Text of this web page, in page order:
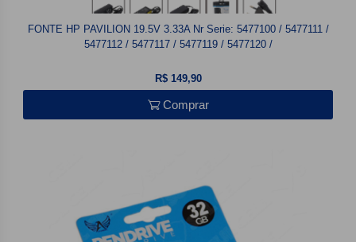
FONTE HP PAVILION 19.5V 3.33A Nr Serie: 5477100 / 5477111 /
5477112 / 5477117 / 5477119 / 5477120 /
R$ 149,90
Comprar